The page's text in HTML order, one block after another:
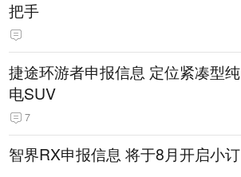
把手
捷途环游者申报信息 定位紧凑型纯
电SUV
7
智界RX申报信息 将于8月开启小订